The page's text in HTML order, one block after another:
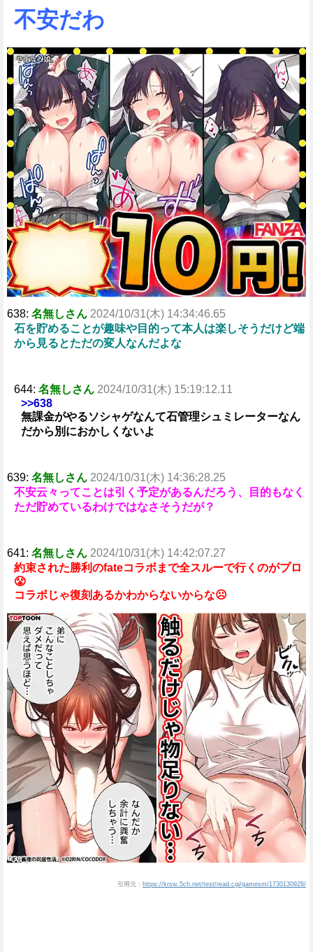
不安だわ
638: 名無しさん 2024/10/31(木) 14:34:46.65
石を貯めることが趣味や目的って本人は楽しそうだけど端
から見るとただの変人なんだよな
644: 名無しさん 2024/10/31(木) 15:19:12.11
>>638
無課金がやるソシャゲなんて石管理シュミレーターなん
だから別におかしくないよ
639: 名無しさん 2024/10/31(木) 14:36:28.25
不安云々ってことは引く予定があるんだろう、目的もなく
ただ貯めているわけではなさそうだが？
641: 名無しさん 2024/10/31(木) 14:42:07.27
約束された勝利のfateコラボまで全スルーで行くのがプロ
😤
コラボじゃ復刻あるかわからないからな☹
引用元： https://krsw.5ch.net/test/read.cgi/gamesm/1730130928/